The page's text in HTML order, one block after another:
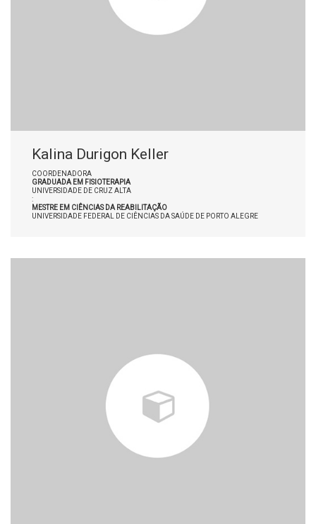
Kalina Durigon Keller
COORDENADORA
GRADUADA EM FISIOTERAPIA
UNIVERSIDADE DE CRUZ ALTA
:
MESTRE EM CIÊNCIAS DA REABILITAÇÃO
UNIVERSIDADE FEDERAL DE CIÊNCIAS DA SAÚDE DE PORTO ALEGRE